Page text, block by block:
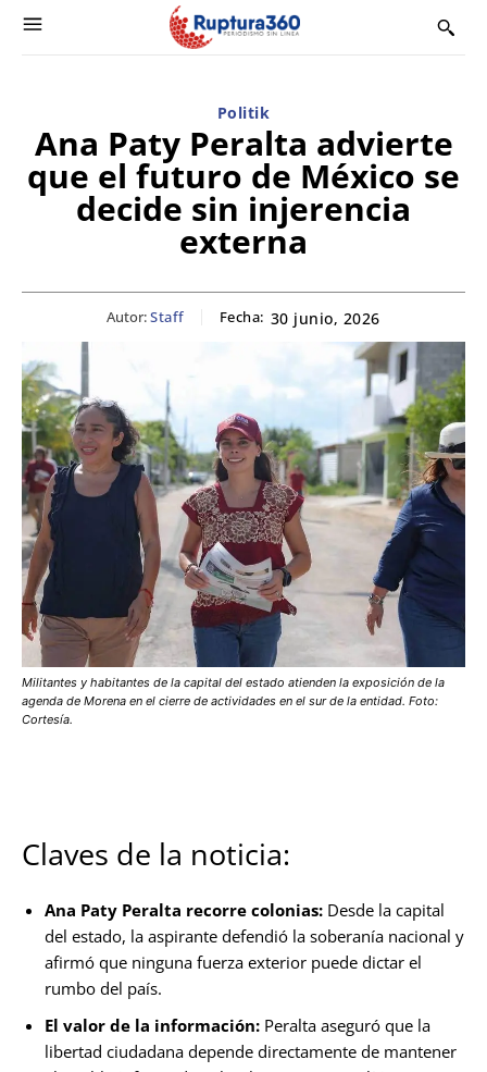
Politik
Ana Paty Peralta advierte
que el futuro de México se
decide sin injerencia
externa
Autor:Staff Fecha: 30 junio, 2026
Militantes y habitantes de la capital del estado atienden la exposición de la
agenda de Morena en el cierre de actividades en el sur de la entidad. Foto:
Cortesía.
Claves de la noticia:
Ana Paty Peralta recorre colonias: Desde la capital
del estado, la aspirante defendió la soberanía nacional y
afirmó que ninguna fuerza exterior puede dictar el
rumbo del país.
El valor de la información: Peralta aseguró que la
libertad ciudadana depende directamente de mantener